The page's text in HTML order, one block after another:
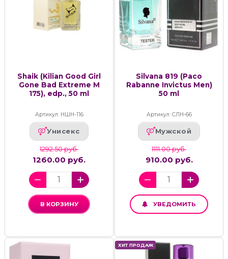
Shaik (Kilian Good Girl
Gone Bad Extreme M
175), edp., 50 ml
Артикул: НШН-116
Унисекс
1292.50 руб.
1260.00 руб.
В КОРЗИНУ
Silvana 819 (Paco
Rabanne Invictus Men)
50 ml
Артикул: СЛН-66
Мужской
1111.00 руб.
910.00 руб.
УВЕДОМИТЬ
ХИТ ПРОДАЖ